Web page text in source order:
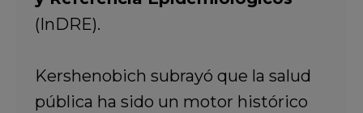
(InDRE).
Kershenobich subrayó que la salud
pública ha sido un motor histórico